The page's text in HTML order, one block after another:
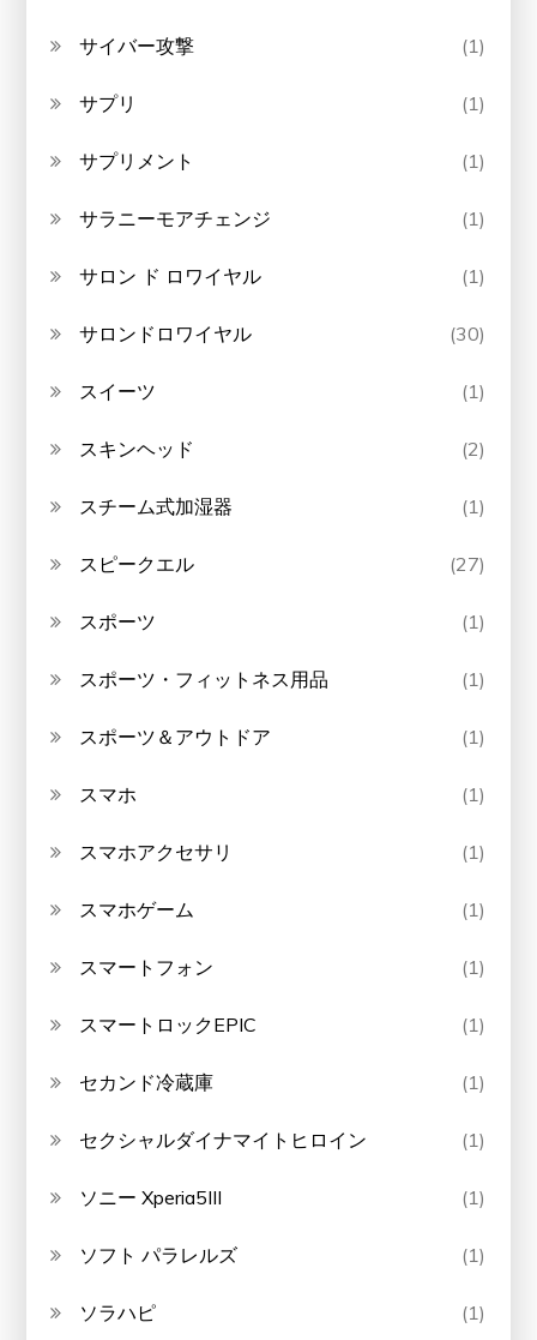
サイバー攻撃 (1)
サプリ (1)
サプリメント (1)
サラニーモアチェンジ (1)
サロン ド ロワイヤル (1)
サロンドロワイヤル (30)
スイーツ (1)
スキンヘッド (2)
スチーム式加湿器 (1)
スピークエル (27)
スポーツ (1)
スポーツ・フィットネス用品 (1)
スポーツ＆アウトドア (1)
スマホ (1)
スマホアクセサリ (1)
スマホゲーム (1)
スマートフォン (1)
スマートロックEPIC (1)
セカンド冷蔵庫 (1)
セクシャルダイナマイトヒロイン (1)
ソニー Xperia5III (1)
ソフト パラレルズ (1)
ソラハピ (1)